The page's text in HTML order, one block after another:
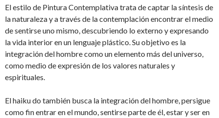
El estilo de Pintura Contemplativa trata de captar la síntesis de
la naturaleza y a través de la contemplación encontrar el medio
de sentirse uno mismo, descubriendo lo externo y expresando
la vida interior en un lenguaje plástico. Su objetivo es la
integración del hombre como un elemento más del universo,
como medio de expresión de los valores naturales y
espirituales.
El haiku do también busca la integración del hombre, persigue
como fin entrar en el mundo, sentirse parte de él, estar y ser en